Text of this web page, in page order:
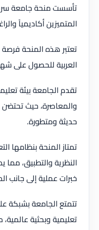
تأسست منحة جامعة
المتميزين أكاديمياً
تعتبر هذه المنحة
العربية للحصول على
تقدم الجامعة بيئة
والمعاصرة، حيث تحتضن
حديثة ومتطورة.
تمتاز المنحة بنظامها
النظرية والتطبيق،
خبرات عملية إلى جانب
تتمتع الجامعة
تعليمية وبحثية